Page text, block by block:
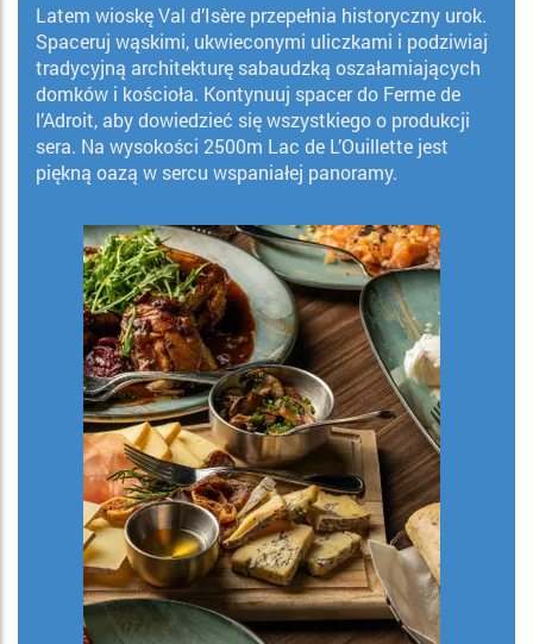
Latem wioskę Val d’Isère przepełnia historyczny urok.
Spaceruj wąskimi, ukwieconymi uliczkami i podziwiaj
tradycyjną architekturę sabaudzką oszałamiających
domków i kościoła. Kontynuuj spacer do Ferme de
l’Adroit, aby dowiedzieć się wszystkiego o produkcji
sera. Na wysokości 2500m Lac de L’Ouillette jest
piękną oazą w sercu wspaniałej panoramy.